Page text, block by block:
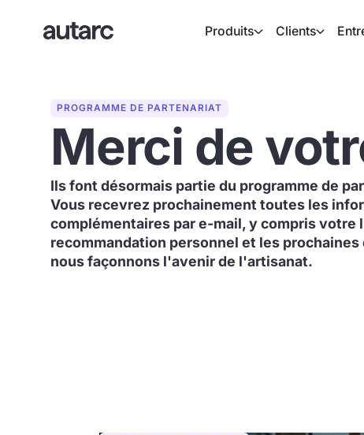
Produits Clients
PROGRAMME DE PARTENARIAT
Merci de
Ils font désormais partie du programme de
Vous recevrez prochainement toutes les
complémentaires par e-mail, y compris votre
recommandation personnel et les prochaines
nous façonnons l'avenir de l'artisanat.